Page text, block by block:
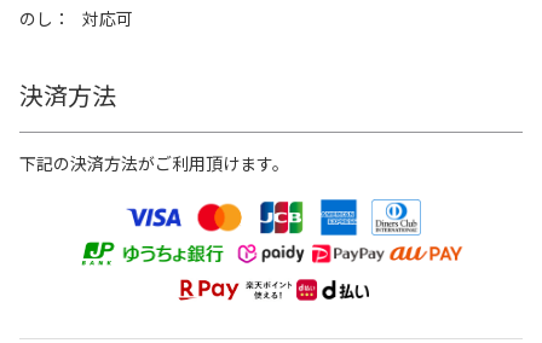
のし
対応可
決済方法
下記の決済方法がご利用頂けます。